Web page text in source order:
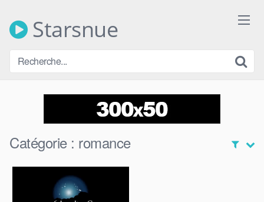
contentStarsnue
Catégorie : romance